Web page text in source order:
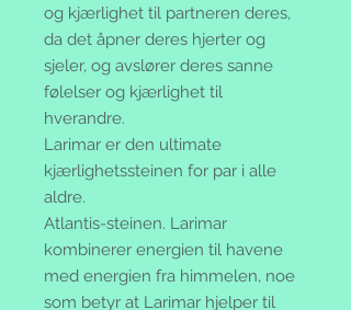
og kjærlighet til partneren deres,
da det åpner deres hjerter og
sjeler, og avslører deres sanne
følelser og kjærlighet til
hverandre.
Larimar er den ultimate
kjærlighetssteinen for par i alle
aldre.
Atlantis-steinen. Larimar
kombinerer energien til havene
med energien fra himmelen, noe
som betyr at Larimar hjelper til